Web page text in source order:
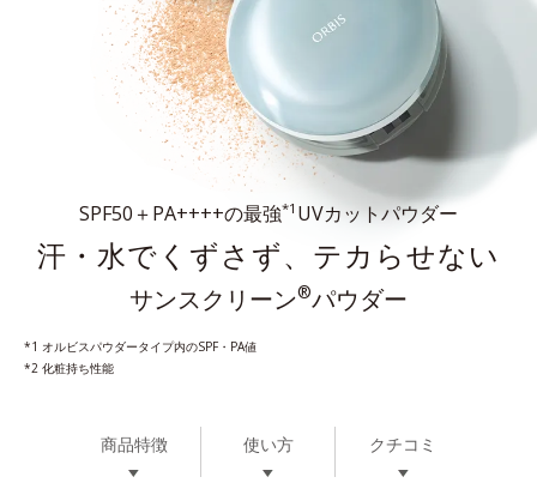
SPF50＋PA++++の最強*1 UVカットパウダー
汗・水でくずさず、テカらせない
サンスクリーン®パウダー
*1 オルビスパウダータイプ内のSPF・PA値
*2 化粧持ち性能
商品特徴 使い方 クチコミ